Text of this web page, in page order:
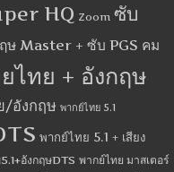
HQ Zoom ซับ
ษ Master + ซับ PGS คม
ไทย + อังกฤษ
/อังกฤษ พากย์ไทย 5.1
พากย์ไทย 5.1 + เสียง
อังกฤษDTS พากย์ไทย มาสเตอร์